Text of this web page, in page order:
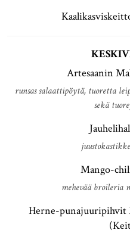
Artesaanin
runsas salaattipöytä, tuoretta
sekä
Mango-
mehevää broileria
Herne-punajuuripihvit